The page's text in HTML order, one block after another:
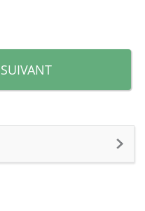
SUIVANT